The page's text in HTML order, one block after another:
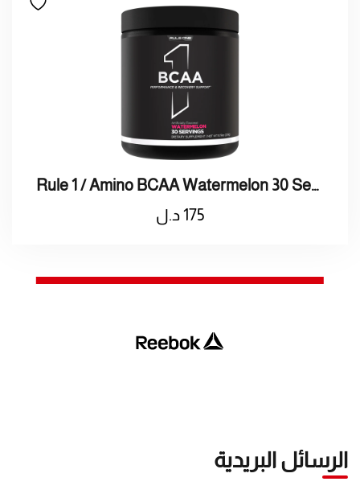
Rule 1 / Amino BCAA Watermelon 30 Serving / رول 1 / امينو 30 حصة
175د.ل
الرسائل البريدية